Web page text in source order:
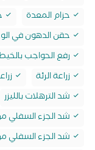
حزام المعدة
حقن الدهون في
رفع الحواجب
زراعة الرئة
شد الترهلات بالليزر
شد الجزء السفلي
شد الجزء السفلي